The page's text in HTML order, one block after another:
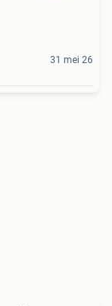
31 mei 26